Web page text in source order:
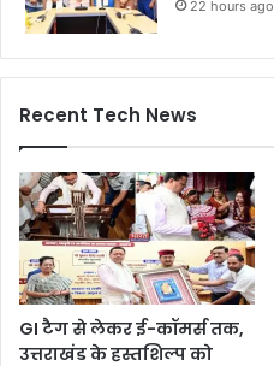
22 hours ago
Recent Tech News
GI टैग से लेकर ई-कॉमर्स तक,
उत्तराखंड के हस्तशिल्प को